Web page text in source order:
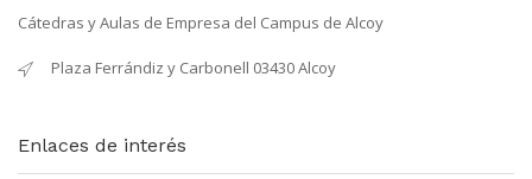
Cátedras y Aulas de Empresa del Campus de Alcoy
Plaza Ferrándiz y Carbonell 03430 Alcoy
Enlaces de interés